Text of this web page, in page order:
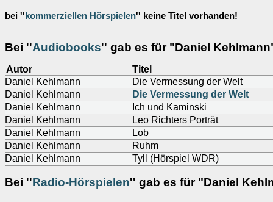
bei '' kommerziellen Hörspielen'' keine Titel vorhanden!
Bei ''Audiobooks'' gab es für "Daniel
Autor
Titel
Daniel Kehlmann
Die Vermessung der Welt
Daniel Kehlmann
Die Vermessung der Welt
Daniel Kehlmann
Ich und Kaminski
Daniel Kehlmann
Leo Richters Porträt
Daniel Kehlmann
Lob
Daniel Kehlmann
Ruhm
Daniel Kehlmann
Tyll (Hörspiel WDR)
Bei ''Radio-Hörspielen'' gab es für "Daniel